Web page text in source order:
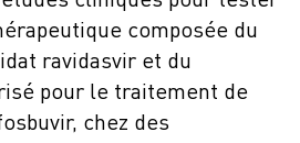
composée du
ravidasvir et du
pour le traitement de
chez des